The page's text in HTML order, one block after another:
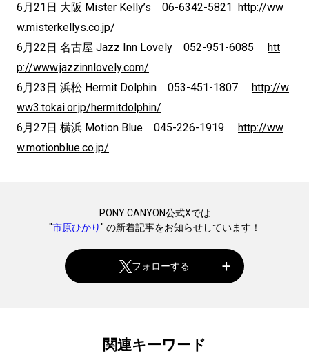
6月21日 大阪 Mister Kelly’s 06-6342-5821 http://ww
w.misterkellys.co.jp/
6月22日 名古屋 Jazz Inn Lovely 052-951-6085 htt
p://www.jazzinnlovely.com/
6月23日 浜松 Hermit Dolphin 053-451-1807 http://w
ww3.tokai.or.jp/hermitdolphin/
6月27日 横浜 Motion Blue 045-226-1919 http://ww
w.motionblue.co.jp/
PONY CANYON公式Xでは
"市原ひかり" の新着記事をお知らせしています！
フォローする
関連キーワード